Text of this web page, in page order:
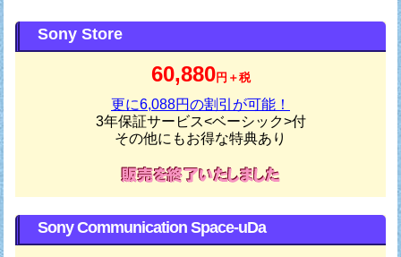
Sony Store
60,880円＋税
更に6,088円の割引が可能！
3年保証サービス<ベーシック>付
その他にもお得な特典あり
Sony Communication Space-uDa